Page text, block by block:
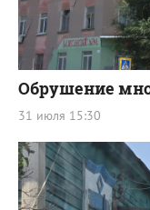
Обрушение
31 июля 15:30